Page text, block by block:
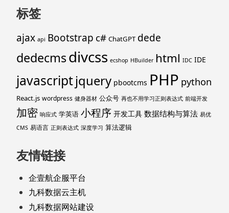
标签
ajax api Bootstrap c# ChatGPT dede
dedecmsdivcss ecshop HBuilder html IDC IDE
javascriptjquery pbootcms PHP python
React.js wordpress 健身器材 公众号 再也不用学习正则表达式 前端开发
加密 响应式 学英语 小程序 开发工具 数据结构与算法 易优
CMS 易语言 正则表达式 深度学习 算法逻辑
友情链接
企壹航企服平台
九科数据云主机
九科数据网站建设